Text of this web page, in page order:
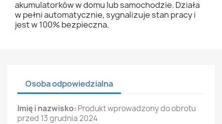
akumulatorków w domu lub samochodzie. Działa
w pełni automatycznie, sygnalizuje stan pracy i
jest w 100% bezpieczna.
Osoba odpowiedzialna
Imię i nazwisko: Produkt wprowadzony do obrotu
przed 13 grudnia 2024